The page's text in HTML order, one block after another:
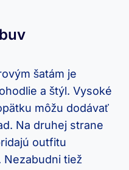
⁤šatám ​je
a⁤ štýl.​ Vysoké
môžu‌ dodávať
Na druhej ​strane
outfitu
tiež